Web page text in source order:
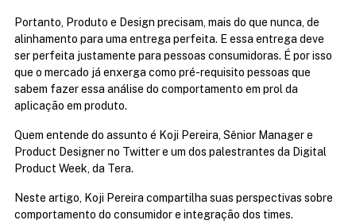
Portanto, Produto e Design precisam, mais do que nunca, de
alinhamento para uma entrega perfeita. E essa entrega deve
ser perfeita justamente para pessoas consumidoras. É por isso
que o mercado já enxerga como pré-requisito pessoas que
sabem fazer essa análise do comportamento em prol da
aplicação em produto.
Quem entende do assunto é Koji Pereira, Sênior Manager e
Product Designer no Twitter e um dos palestrantes da Digital
Product Week, da Tera.
Neste artigo, Koji Pereira compartilha suas perspectivas sobre
comportamento do consumidor e integração dos times.